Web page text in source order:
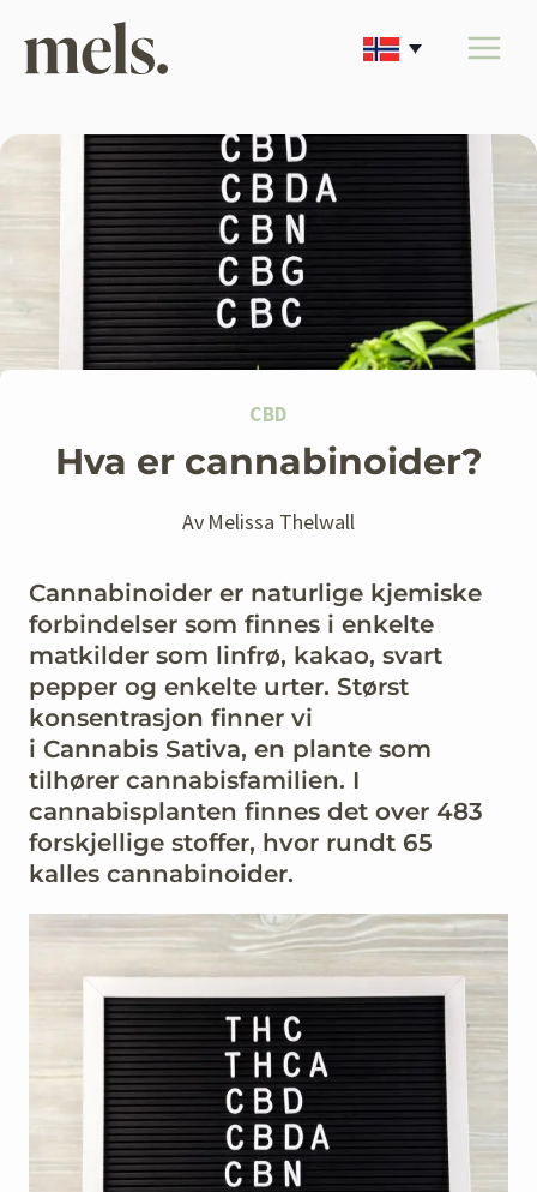
CBD
Hva er cannabinoider?
Av Melissa Thelwall
Cannabinoider er naturlige kjemiske
forbindelser som finnes i enkelte
matkilder som linfrø, kakao, svart
pepper og enkelte urter. Størst
konsentrasjon finner vi
i Cannabis Sativa, en plante som
tilhører cannabisfamilien. I
cannabisplanten finnes det over 483
forskjellige stoffer, hvor rundt 65
kalles cannabinoider.